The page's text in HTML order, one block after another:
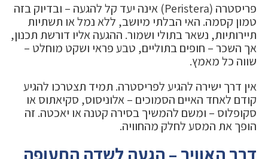
פריסטרה (Peristera) אינה יעד קל להגעה – ובדיוק בזה
טמון קסמה. האי הבלתי מיושב, ללא נמל או תשתיות
תיירותיות, נשאר בתולי ושמור. ההגעה אליו דורשת תכנון,
אך השכר – חופים בתוליים, טבע פראי ושקט מוחלט –
שווה כל מאמץ.
אין דרך ישירה להגיע לפריסטרה. תמיד תצטרכו להגיע
קודם לאחד האיים הסמוכים – אלוניסוס, סקיאתוס או
סקופלוס – ומשם להמשיך בסירה קטנה או יאכטה. זה
הופך את המסע לחלק מהחוויה.